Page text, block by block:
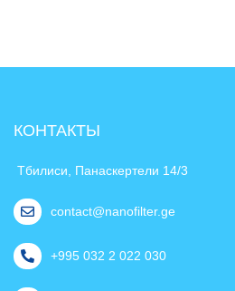
КОНТАКТЫ
Тбилиси, Панаскертели 14/3
contact@nanofilter.ge
+995 032 2 022 030